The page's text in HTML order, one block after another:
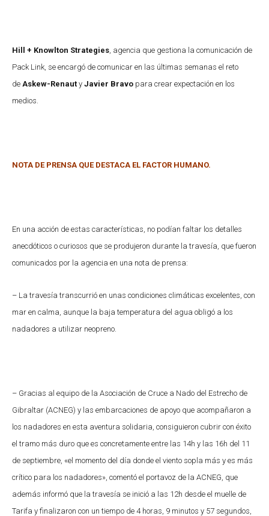
Hill + Knowlton Strategies , agencia que gestiona la comunicación de
Pack Link, se encargó de comunicar en las últimas semanas el reto
de Askew-Renaut y Javier Bravo para crear expectación en los
medios.
NOTA DE PRENSA QUE DESTACA EL FACTOR HUMANO.
En una acción de estas características, no podían faltar los detalles
anecdóticos o curiosos que se produjeron durante la travesía, que fueron
comunicados por la agencia en una nota de prensa:
– La travesía transcurrió en unas condiciones climáticas excelentes, con
mar en calma, aunque la baja temperatura del agua obligó a los
nadadores a utilizar neopreno.
– Gracias al equipo de la Asociación de Cruce a Nado del Estrecho de
Gibraltar (ACNEG) y las embarcaciones de apoyo que acompañaron a
los nadadores en esta aventura solidaria, consiguieron cubrir con éxito
el tramo más duro que es concretamente entre las 14h y las 16h del 11
de septiembre, «el momento del día donde el viento sopla más y es más
crítico para los nadadores», comentó el portavoz de la ACNEG, que
además informó que la travesía se inició a las 12h desde el muelle de
Tarifa y finalizaron con un tiempo de 4 horas, 9 minutos y 57 segundos,